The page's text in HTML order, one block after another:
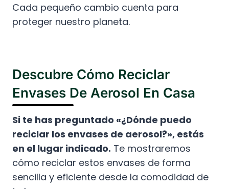
Cada pequeño cambio cuenta para
proteger nuestro planeta.
Descubre Cómo Reciclar
Envases De Aerosol En Casa
Si te has preguntado «¿Dónde puedo
reciclar los envases de aerosol?», estás
en el lugar indicado. Te mostraremos
cómo reciclar estos envases de forma
sencilla y eficiente desde la comodidad de